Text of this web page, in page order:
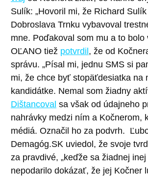
Sulík: „Hovoril mi, že Richard
Dobroslava Trnku vybavoval
mne. Poďakoval som mu a to bolo
OĽANO tiež potvrdil, že od
správu. „Písal mi, jednu SMS si
mi, že chce byť stopäťdesiatka na
kandidátke. Nemal som žiadny
Dištancoval sa však od údajneho
nahrávky medzi ním a Kočnerom,
médiá. Označil ho za podvrh.
Demagóg.SK uviedol, že svoje
za pravdivé, „keďže sa žiadnej
nepodarilo dokázať, že jej Kočner